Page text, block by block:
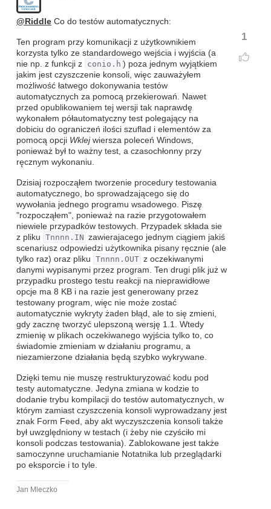
1
@Riddle Co do testów automatycznych:
Ten program przy komunikacji z użytkownikiem
korzysta tylko ze standardowego wejścia i wyjścia (a
nie np. z funkcji z conio.h ) poza jednym wyjątkiem
jakim jest czyszczenie konsoli, więc zauważyłem
możliwość łatwego dokonywania testów
automatycznych za pomocą przekierowań. Nawet
przed opublikowaniem tej wersji tak naprawdę
wykonałem półautomatyczny test polegający na
dobiciu do ograniczeń ilości szuflad i elementów za
pomocą opcji Wklejwiersza poleceń Windows,
ponieważ był to ważny test, a czasochłonny przy
ręcznym wykonaniu.
Dzisiaj rozpocząłem tworzenie procedury testowania
automatycznego, bo sprowadzającego się do
wywołania jednego programu wsadowego. Piszę
"rozpocząłem", ponieważ na razie przygotowałem
niewiele przypadków testowych. Przypadek składa sie
z pliku Tnnnn.IN zawierajacego jednym ciągiem jakiś
scenariusz odpowiedzi użytkownika pisany ręcznie (ale
tylko raz) oraz pliku Tnnnn.OUT z oczekiwanymi
danymi wypisanymi przez program. Ten drugi plik już w
przypadku prostego testu reakcji na nieprawidłowe
opcje ma 8 KB i na razie jest generowany przez
testowany program, więc nie może zostać
automatycznie wykryty żaden błąd, ale to się zmieni,
gdy zacznę tworzyć ulepszoną wersję 1.1. Wtedy
zmienię w plikach oczekiwanego wyjścia tylko to, co
świadomie zmieniam w działaniu programu, a
niezamierzone działania będą szybko wykrywane.
Dzięki temu nie muszę restrukturyzować kodu pod
testy automatyczne. Jedyna zmiana w kodzie to
dodanie trybu kompilacji do testów automatycznych, w
którym zamiast czyszczenia konsoli wyprowadzany jest
znak Form Feed, aby akt wyczyszczenia konsoli także
był uwzględniony w testach (i żeby nie czyściło mi
konsoli podczas testowania). Zablokowane jest także
samoczynne uruchamianie Notatnika lub przeglądarki
po eksporcie i to tyle.
Jan Mleczko